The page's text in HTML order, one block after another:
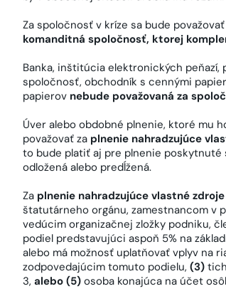
Za spoločnosť v kríze sa bude považovať
komanditná spoločnosť, ktorej
Banka, inštitúcia elektronických
spoločnosť, obchodník s cennými
papierov nebude považovaná za
Úver alebo obdobné plnenie, ktoré mu
považovať za plnenie nahradzujúce
to bude platiť aj pre plnenie
odložená alebo predĺžená.
Za plnenie nahradzujúce vlastné zdroje
štatutárneho orgánu, zamestnancom v
vedúcim organizačnej zložky podniku,
podiel predstavujúci aspoň 5% na
alebo má možnosť uplatňovať vplyv na
zodpovedajúcim tomuto podielu, (3)
3, alebo (5) osoba konajúca na účet